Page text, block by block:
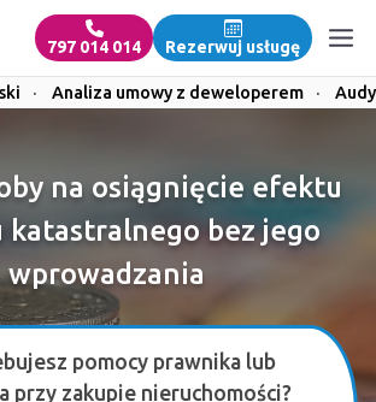
797 014 014 Rezerwuj usługę
· Analiza umowy z deweloperem ·
na osiągnięcie efektu
katastralnego bez jego
wprowadzania
pomocy prawnika lub
przy zakupie nieruchomości?